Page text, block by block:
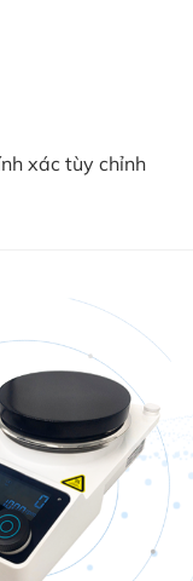
xác tùy chỉnh